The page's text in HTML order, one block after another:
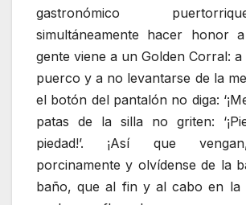
gastronómico
simultáneamente hacer honor
gente viene a un Golden Corral:
puerco y a no levantarse de la
el botón del pantalón no diga:
patas de la silla no griten:
piedad!’. ¡Así que
porcinamente y olvídense de la
baño, que al fin y al cabo en la